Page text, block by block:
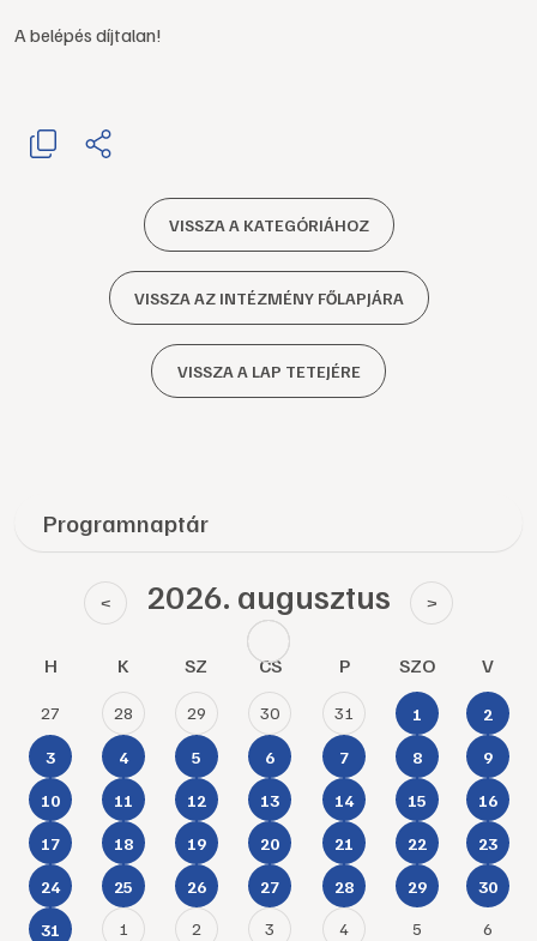
A belépés díjtalan!
VISSZA A KATEGÓRIÁHOZ
VISSZA AZ INTÉZMÉNY FŐLAPJÁRA
VISSZA A LAP TETEJÉRE
Programnaptár
< 2026. augusztus >
H K SZ CS P SZO V
27 28 29 30 31 1 2
3 4 5 6 7 8 9
10 11 12 13 14 15 16
17 18 19 20 21 22 23
24 25 26 27 28 29 30
31 1 2 3 4 5 6